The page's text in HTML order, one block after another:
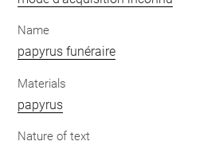
Name
papyrus funéraire
Materials
papyrus
Nature of text